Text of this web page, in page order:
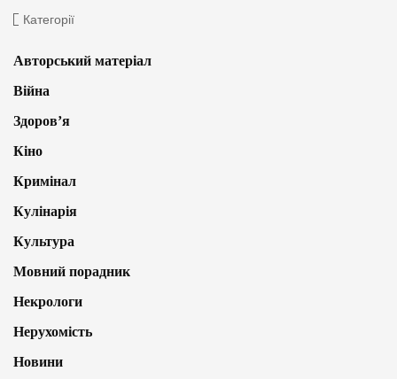
Категорії
Авторський матеріал
Війна
Здоров’я
Кіно
Кримінал
Кулінарія
Культура
Мовний порадник
Некрологи
Нерухомість
Новини